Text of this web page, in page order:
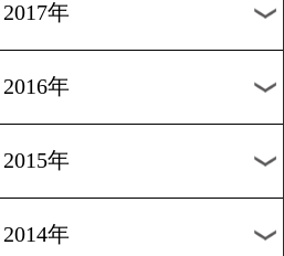
2024年
2023年
2022年